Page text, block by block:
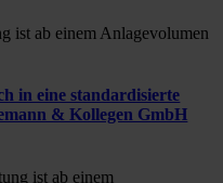
ist ab einem Anlagevolumen
in eine standardisierte
& Kollegen GmbH
ist ab einem